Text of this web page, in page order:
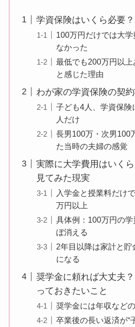
学資保険はいくら必要
100万円だけでは大学
なかった
最低でも200万円以
と感じた理由
わが家の学資保険の契
子ども4人、学資保
人だけ
長男100万・次男100
た当時の夫婦の感覚
実際に大学費用はいく
見てみた現実
入学金と授業料だけ
万円以上
具体例：100万円の
ぼ消える
2年目以降は家計と
になる
奨学金に頼れば大丈夫
っておきたいこと
奨学金には年収など
卒業後の長い返済が“